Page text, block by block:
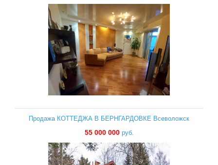
Продажа КОТТЕДЖА В БЕРНГАРДОВКЕ Всеволожск
55 000 000руб.